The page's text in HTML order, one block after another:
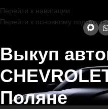
Перейти к навигации
Перейти к основному
Выкуп
Поляне